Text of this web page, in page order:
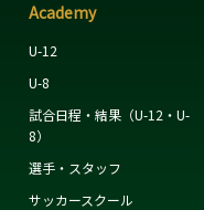
Academy
U-12
U-8
試合日程・結果（U-12・U-
8）
選手・スタッフ
サッカースクール